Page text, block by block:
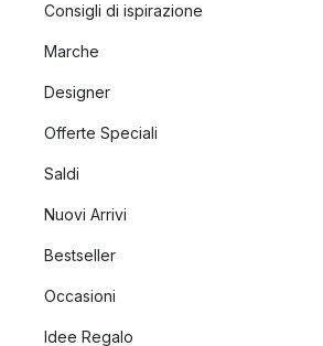
Consigli di ispirazione
Marche
Designer
Offerte Speciali
Saldi
Nuovi Arrivi
Bestseller
Occasioni
Idee Regalo